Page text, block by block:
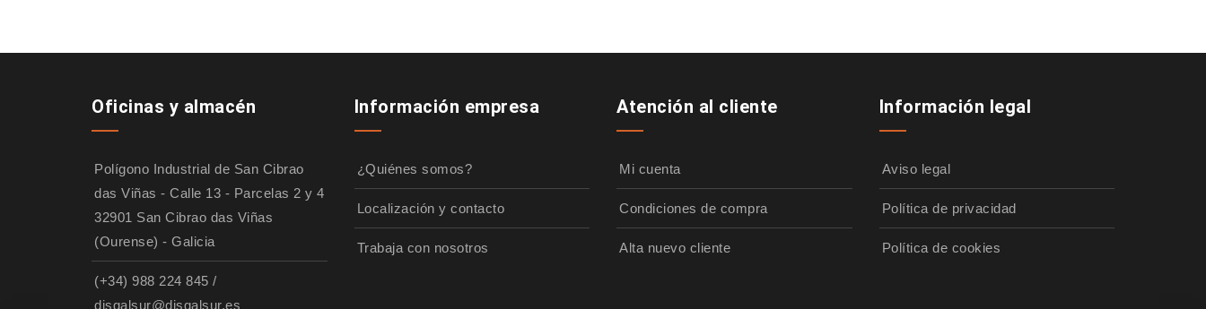
Oficinas y almacén
Polígono Industrial de San Cibrao
das Viñas - Calle 13 - Parcelas 2 y 4
32901 San Cibrao das Viñas
(Ourense) - Galicia
(+34) 988 224 845 /
disgalsur@disgalsur.es
Información empresa
¿Quiénes somos?
Localización y contacto
Trabaja con nosotros
Atención al cliente
Mi cuenta
Condiciones de compra
Alta nuevo cliente
Información legal
Aviso legal
Política de privacidad
Política de cookies